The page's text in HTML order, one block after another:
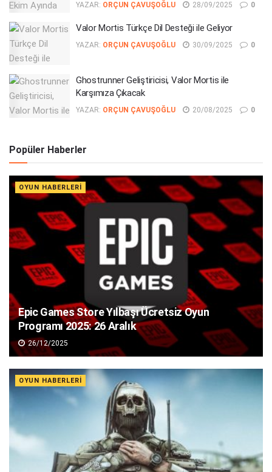
YAZAR: ORÇUN ÇAVUŞOĞLU 28/09/2025 0
Valor Mortis Türkçe Dil Desteği ile Geliyor
YAZAR: ORÇUN ÇAVUŞOĞLU 30/09/2025 0
Ghostrunner Geliştiricisi, Valor Mortis ile
Karşımıza Çıkacak
YAZAR: ORÇUN ÇAVUŞOĞLU 20/08/2025 0
Popüler Haberler
OYUN HABERLERI
Epic Games Store Yılbaşı Ücretsiz Oyun
Programı 2025: 26 Aralık
26/12/2025
OYUN HABERLERI